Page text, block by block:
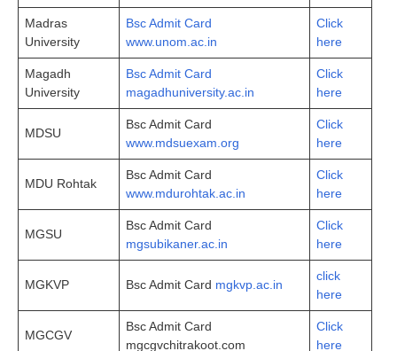
Madras
University
Bsc Admit Card
www.unom.ac.in
Click
here
Magadh
University
Bsc Admit Card
magadhuniversity.ac.in
Click
here
MDSU
Bsc Admit Card
www.mdsuexam.org
Click
here
MDU Rohtak
Bsc Admit Card
www.mdurohtak.ac.in
Click
here
MGSU
Bsc Admit Card
mgsubikaner.ac.in
Click
here
MGKVP Bsc Admit Card mgkvp.ac.in
click
here
MGCGV
Bsc Admit Card
mgcgvchitrakoot.com
Click
here